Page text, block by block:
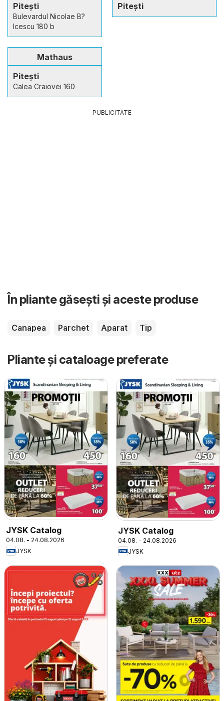
Pitești
Bulevardul Nicolae B?
lcescu 180 b
Pitești
Mathaus
Pitești
Calea Craiovei 160
PUBLICITATE
În pliante găsești și aceste produse
Canapea Parchet Aparat Tip
Pliante și cataloage preferate
JYSK Catalog
04.08. - 24.08.2026
JYSK
JYSK Catalog
04.08. - 24.08.2026
JYSK